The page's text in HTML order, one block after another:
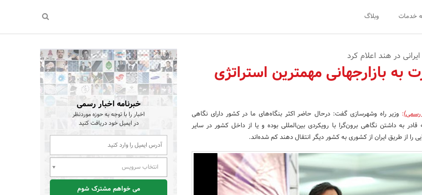
خدمات وبلاگ
در هند اعلام کرد
به بازارجهانی مهمترین استراتژی
رسمی): وزیر راه وشهرسازی گفت: درحال حاضر اکثر بنگاه‌های ما در کشور دارای نگاهی
به داشتن نگاهی برون‌گرا با رویکردی بین‌المللی بوده و یا از داخل کشور در سایر
را از طریق ایران از کشوری به کشور دیگر انتقال دهند کم شده‌اند.
خبرنامه اخبار رسمی
اخبار را با توجه به حوزه موردنظر
در ایمیل خود دریافت کنید
انتخاب سرویس
می خواهم مشترک شوم